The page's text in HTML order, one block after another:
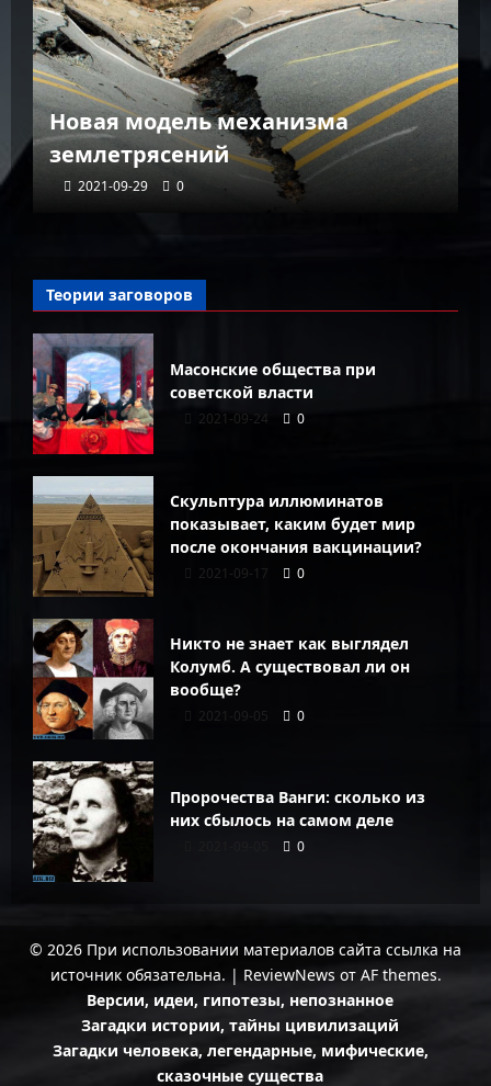
Новая модель механизма
землетрясений
2021-09-29 0
Теории заговоров
Масонские общества при
советской власти
2021-09-24 0
Скульптура иллюминатов
показывает, каким будет мир
после окончания вакцинации?
2021-09-17 0
Никто не знает как выглядел
Колумб. А существовал ли он
вообще?
2021-09-05 0
Пророчества Ванги: сколько из
них сбылось на самом деле
0
© 2026 При использовании материалов сайта ссылка на
источник обязательна. | ReviewNews от AF themes.
Версии, идеи, гипотезы, непознанное
Загадки истории, тайны цивилизаций
Загадки человека, легендарные, мифические,
сказочные существа